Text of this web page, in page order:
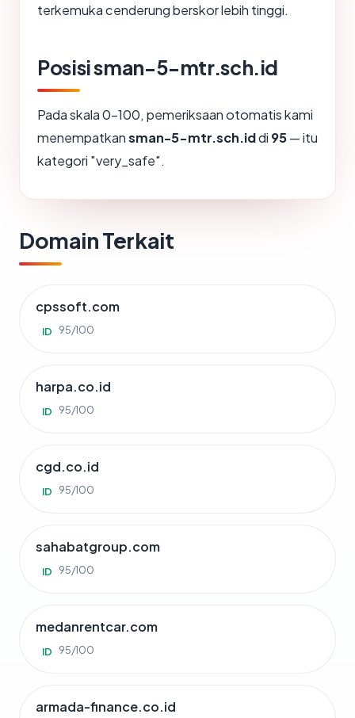
terkemuka cenderung berskor lebih tinggi.
Posisi sman-5-mtr.sch.id
Pada skala 0-100, pemeriksaan otomatis kami
menempatkansman-5-mtr.sch.iddi 95— itu
kategori "very_safe".
Domain Terkait
cpssoft.com
ID 95/100
harpa.co.id
ID 95/100
cgd.co.id
ID 95/100
sahabatgroup.com
ID 95/100
medanrentcar.com
ID 95/100
armada-finance.co.id